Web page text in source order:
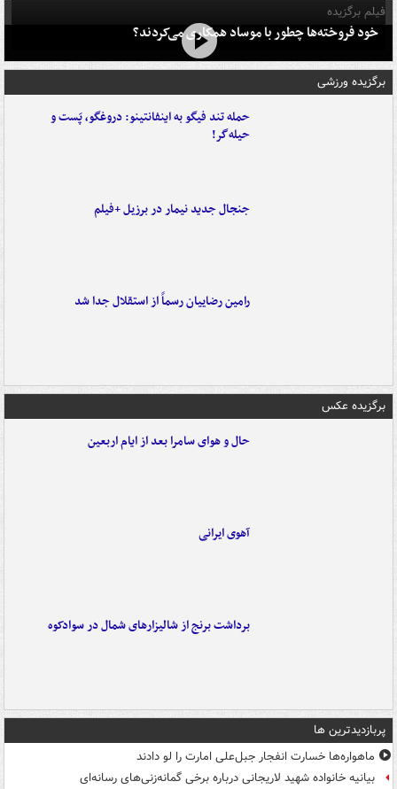
فیلم برگزیده
خود فروخته‌ها چطور با موساد همکاری می‌کردند؟
برگزیده ورزشی
حمله تند فیگو به اینفانتینو: دروغگو، پَست‌ و
حیله‌گر!
جنجال جدید نیمار در برزیل +فیلم
رامین رضاییان رسماً از استقلال جدا شد
برگزیده عکس
حال و هوای سامرا بعد از ایام اربعین
آهوی ایرانی
برداشت برنج از شالیزارهای شمال در سوادکوه
پربازدیدترین ها
ماهواره‌ها خسارت انفجار جبل‌علی امارت را لو دادند
بیانیه خانواده شهید لاریجانی درباره برخی گمانه‌زنی‌های رسانه‌ای